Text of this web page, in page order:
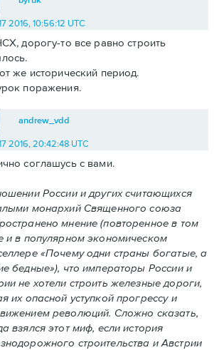
2016, 10:56:12 UTC
дорогу-то все равно строить
же исторический период.
поражения.
andrew_vdd
2016, 20:42:48 UTC
соглашусь с вами.
России и других считающихся
монархий Священного союза
мнение (повторенное в том
и в популярном экономическом
«Почему одни страны богатые, а
бедные»), что императоры России и
не хотели строить железные дороги,
их опасной уступкой прогрессу и
революций. Сложно сказать,
взялся этот миф, если история
строительства и Австрии